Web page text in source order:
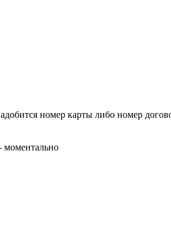
номер карты либо номер
моментально